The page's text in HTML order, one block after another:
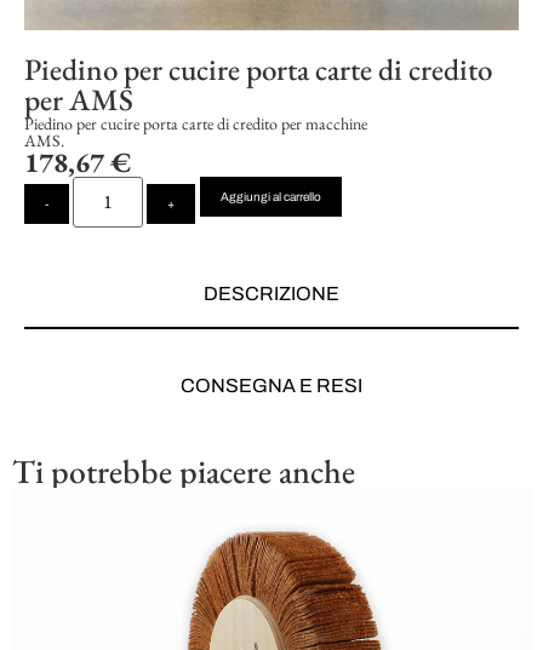
Piedino per cucire porta carte di credito
per AMS
Piedino per cucire porta carte di credito per macchine
AMS.
178,67€
- +
Aggiungi al carrello
DESCRIZIONE
CONSEGNA E RESI
Ti potrebbe piacere anche